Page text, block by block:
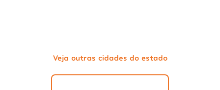
Veja outras cidades do estado